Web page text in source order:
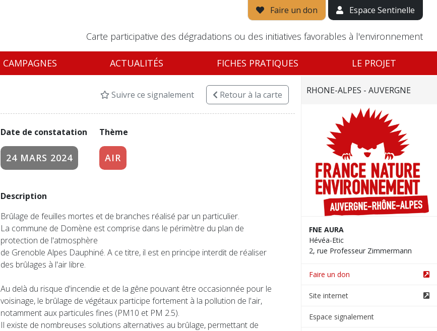
Faire un don Espace Sentinelle
Carte participative des dégradations ou des initiatives favorables à l'environnement
CAMPAGNES ACTUALITÉS FICHES PRATIQUES LE PROJET
Suivre ce signalement Retourà la carte
Date de constatation
24 MARS 2024
Thème
AIR
Description
Brûlage de feuilles mortes et de branches réalisé par un particulier.
La commune de Domène est comprise dans le périmètre du plan de
protection de l'atmosphère
de Grenoble Alpes Dauphiné. A ce titre, il est en principe interdit de réaliser
des brûlages à l'air libre.
Au delà du risque d'incendie et de la gêne pouvant être occasionnée pour le
voisinage, le brûlage de végétaux participe fortement à la pollution de l'air,
notamment aux particules fines (PM10 et PM 2.5).
Il existe de nombreuses solutions alternatives au brûlage, permettant de
RHONE-ALPES - AUVERGNE
FNE AURA
Hévéa-Etic
2, rue Professeur Zimmermann
Faire un don
Site internet
Espace signalement